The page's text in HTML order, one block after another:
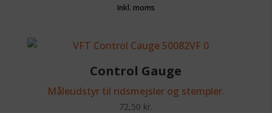
Control Gauge
Måleudstyr til ridsmejsler og stempler.
72,50 kr.